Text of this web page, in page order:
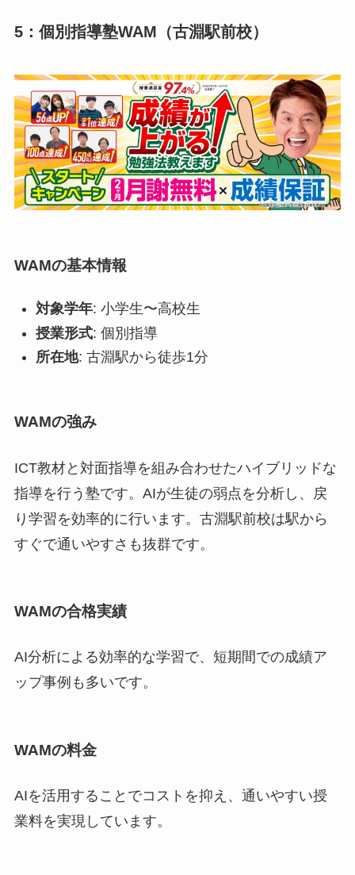
5：個別指導塾WAM（古淵駅前校）
WAMの基本情報
対象学年: 小学生〜高校生
授業形式: 個別指導
所在地: 古淵駅から徒歩1分
WAMの強み
ICT教材と対面指導を組み合わせたハイブリッドな
指導を行う塾です。AIが生徒の弱点を分析し、戻
り学習を効率的に行います。古淵駅前校は駅から
すぐで通いやすさも抜群です。
WAMの合格実績
AI分析による効率的な学習で、短期間での成績ア
ップ事例も多いです。
WAMの料金
AIを活用することでコストを抑え、通いやすい授
業料を実現しています。